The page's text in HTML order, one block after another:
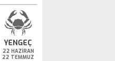
YENGEÇ
22 HAZİRAN
22 TEMMUZ